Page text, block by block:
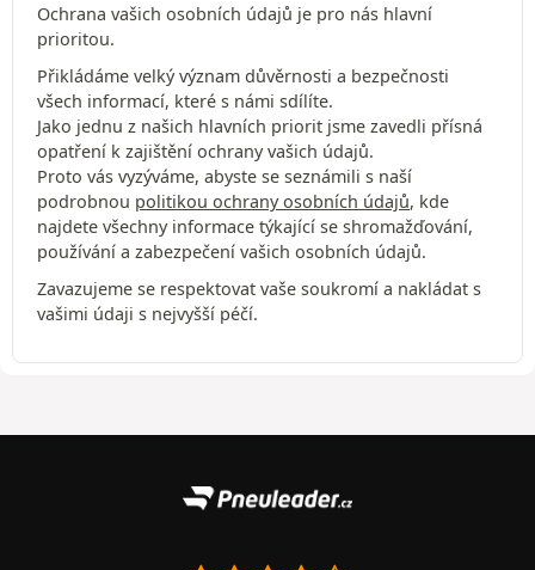
Ochrana vašich osobních údajů je pro nás hlavní
prioritou.
Přikládáme velký význam důvěrnosti a bezpečnosti
všech informací, které s námi sdílíte.
Jako jednu z našich hlavních priorit jsme zavedli přísná
opatření k zajištění ochrany vašich údajů.
Proto vás vyzýváme, abyste se seznámili s naší
podrobnou politikou ochrany osobních údajů, kde
najdete všechny informace týkající se shromažďování,
používání a zabezpečení vašich osobních údajů.
Zavazujeme se respektovat vaše soukromí a nakládat s
vašimi údaji s nejvyšší péčí.